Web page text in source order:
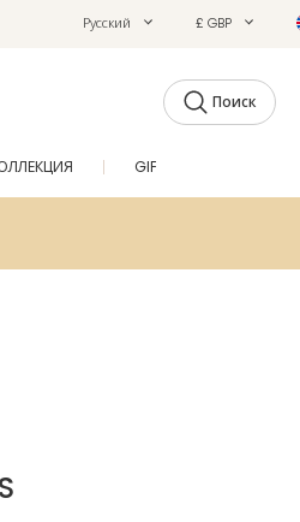
Русский £ GBP
Поиск
GIFTS